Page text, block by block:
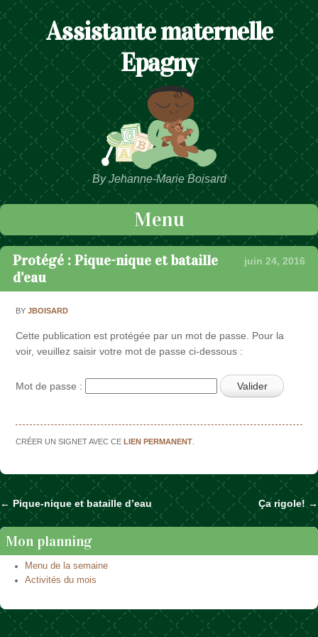
Assistante maternelle
Epagny
By Jehanne-Marie Boisard
Menu
Passer au contenu
Protégé : Pique-nique et bataille
d’eau
juin 24, 2016
BYJBOISARD
Cette publication est protégée par un mot de passe. Pour la
voir, veuillez saisir votre mot de passe ci-dessous :
Mot de passe :
CRÉER UN SIGNET AVEC CELIEN PERMANENT
Naviguer dans les articles
← Pique-nique et bataille d’eau Ça rigole! →
Mon planning
Menu de la semaine
Activités du mois